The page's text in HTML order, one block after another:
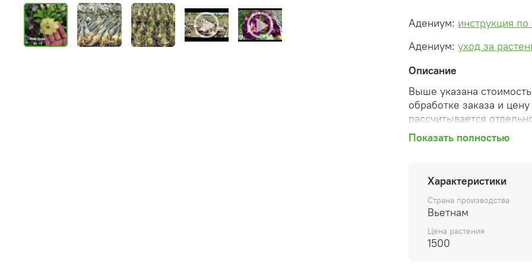
Адениум: инструкция по
Адениум: уход за
Описание
Выше указана
обработке заказа и
рассчитывается
После оформления
способ доставки,
согласованные счета
предварительный заказ
Внимание: фото в
вы получите. Растения
Показать полностью
Характеристики
Страна производства
Вьетнам
Цена растения
1500